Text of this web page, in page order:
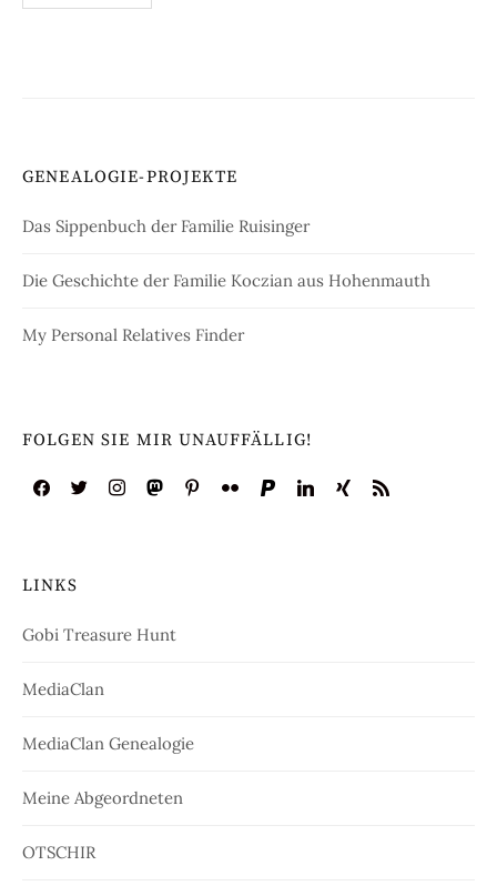
der
GENEALOGIE-PROJEKTE
Das Sippenbuch der Familie Ruisinger
Die Geschichte der Familie Koczian aus Hohenmauth
My Personal Relatives Finder
FOLGEN SIE MIR UNAUFFÄLLIG!
LINKS
Gobi Treasure Hunt
MediaClan
MediaClan Genealogie
Meine Abgeordneten
OTSCHIR